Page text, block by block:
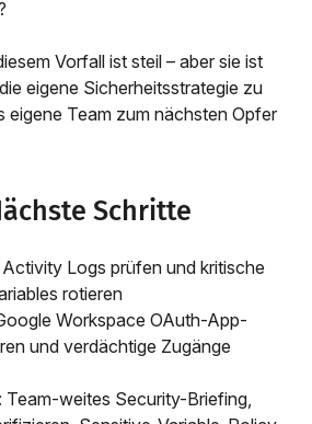
Vorfall ist steil – aber sie ist
eigene Sicherheitsstrategie zu
eigene Team zum nächsten Opfer
Schritte
Activity Logs prüfen und kritische
rotieren
Workspace OAuth-App-
und verdächtige Zugänge
: Team-weites Security-Briefing,